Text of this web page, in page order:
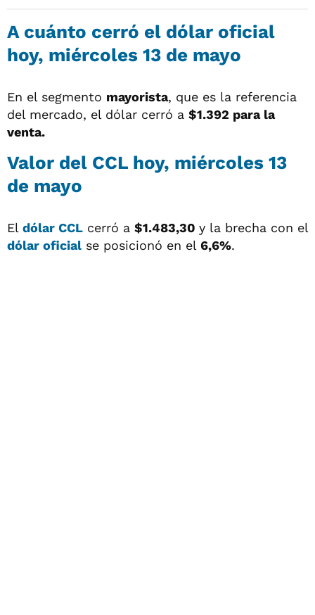
A cuánto cerró el dólar oficial
hoy, miércoles 13 de mayo
En el segmento mayorista, que es la referencia
del mercado, el dólar cerró a $1.392 para la
venta.
Valor del CCL hoy, miércoles 13
de mayo
El dólar CCL cerró a $1.483,30 y la brecha con el
dólar oficial se posicionó en el 6,6%.